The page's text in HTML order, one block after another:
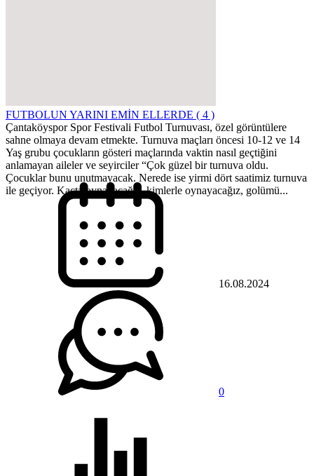
FUTBOLUN YARINI EMİN ELLERDE ( 4 )
Çantaköyspor Spor Festivali Futbol Turnuvası, özel görüntülere
sahne olmaya devam etmekte. Turnuva maçları öncesi 10-12 ve 14
Yaş grubu çocukların gösteri maçlarında vaktin nasıl geçtiğini
anlamayan aileler ve seyirciler “Çok güzel bir turnuva oldu.
Çocuklar bunu unutmayacak. Nerede ise yirmi dört saatimiz turnuva
ile geçiyor. Kaçta oynayacağız, kimlerle oynayacağız, golümü...
16.08.2024
0